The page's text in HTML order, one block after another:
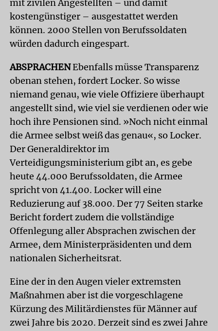
mit zivilen Angestellten – und damit
kostengünstiger – ausgestattet werden
können. 2000 Stellen von Berufssoldaten
würden dadurch eingespart.
ABSPRACHENEbenfalls müsse Transparenz
obenan stehen, fordert Locker. So wisse
niemand genau, wie viele Offiziere überhaupt
angestellt sind, wie viel sie verdienen oder wie
hoch ihre Pensionen sind. »Noch nicht einmal
die Armee selbst weiß das genau«, so Locker.
Der Generaldirektor im
Verteidigungsministerium gibt an, es gebe
heute 44.000 Berufssoldaten, die Armee
spricht von 41.400. Locker will eine
Reduzierung auf 38.000. Der 77 Seiten starke
Bericht fordert zudem die vollständige
Offenlegung aller Absprachen zwischen der
Armee, dem Ministerpräsidenten und dem
nationalen Sicherheitsrat.
Eine der in den Augen vieler extremsten
Maßnahmen aber ist die vorgeschlagene
Kürzung des Militärdienstes für Männer auf
zwei Jahre bis 2020. Derzeit sind es zwei Jahre